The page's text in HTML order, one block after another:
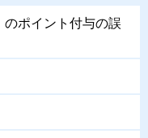
ポイント付与の誤